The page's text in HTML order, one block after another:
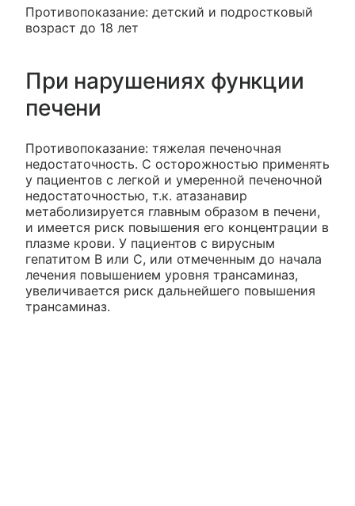
Противопоказание: детский и подростковый
возраст до 18 лет
При нарушениях функции
печени
Противопоказание: тяжелая печеночная
недостаточность. С осторожностью применять
у пациентов с легкой и умеренной печеночной
недостаточностью, т.к. атазанавир
метаболизируется главным образом в печени,
и имеется риск повышения его концентрации в
плазме крови. У пациентов с вирусным
гепатитом В или С, или отмеченным до начала
лечения повышением уровня трансаминаз,
увеличивается риск дальнейшего повышения
трансаминаз.